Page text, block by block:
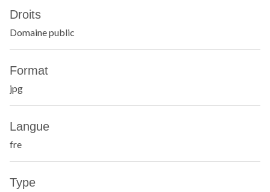
Droits
Domaine public
Format
jpg
Langue
fre
Type